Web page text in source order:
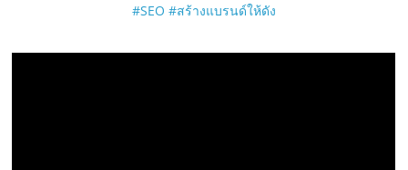
#SEO #สร้างแบรนด์ให้ดัง